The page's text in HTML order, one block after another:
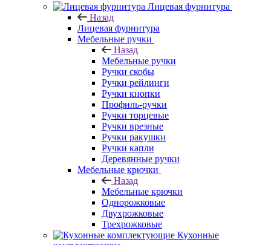
Лицевая фурнитура
Назад
Лицевая фурнитура
Мебельные ручки
Назад
Мебельные ручки
Ручки скобы
Ручки рейлинги
Ручки кнопки
Профиль-ручки
Ручки торцевые
Ручки врезные
Ручки ракушки
Ручки капли
Деревянные ручки
Мебельные крючки
Назад
Мебельные крючки
Однорожковые
Двухрожковые
Трехрожковые
Кухонные